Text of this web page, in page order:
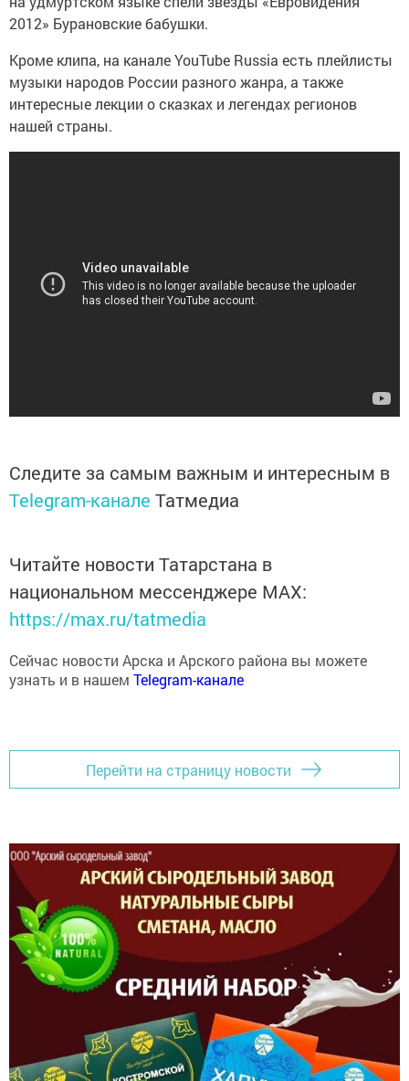
2012» Бурановские бабушки.
музыки народов России разного жанра, а также
интересные лекции о сказках и легендах регионов
нашей страны.
Telegram-каналеТатмедиа
Читайте новости Татарстана в
национальном мессенджере MАХ:
https://max.ru/tatmedia
узнать и в нашемTelegram-канале
Перейти на страницу новости